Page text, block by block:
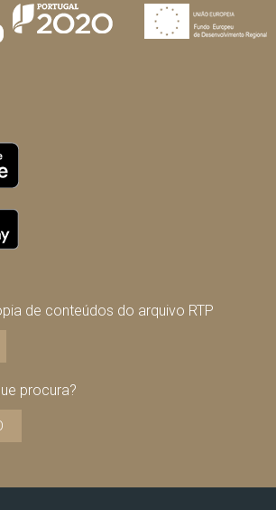
de conteúdos do arquivo RTP
procura?